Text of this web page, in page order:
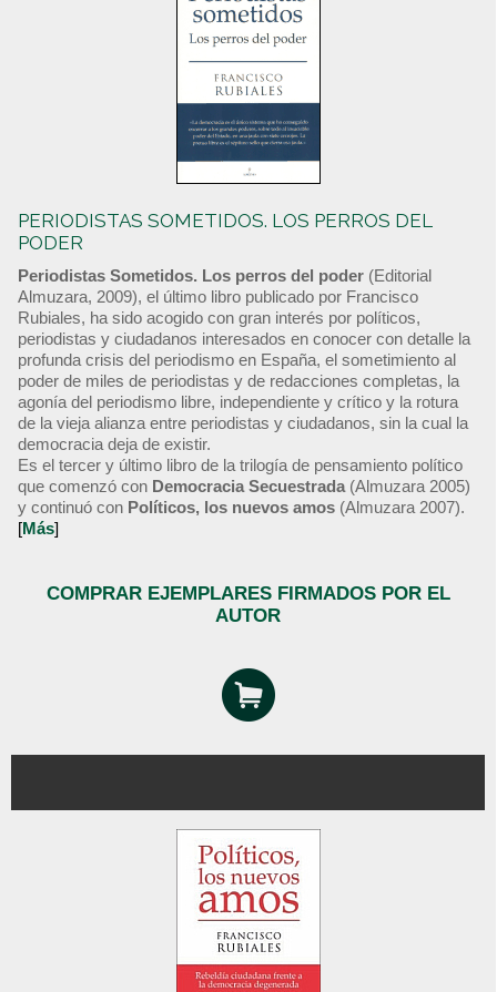
PERIODISTAS SOMETIDOS. LOS PERROS DEL
PODER
Periodistas Sometidos. Los perros del poder (Editorial
Almuzara, 2009), el último libro publicado por Francisco
Rubiales, ha sido acogido con gran interés por políticos,
periodistas y ciudadanos interesados en conocer con detalle la
profunda crisis del periodismo en España, el sometimiento al
poder de miles de periodistas y de redacciones completas, la
agonía del periodismo libre, independiente y crítico y la rotura
de la vieja alianza entre periodistas y ciudadanos, sin la cual la
democracia deja de existir.
Es el tercer y último libro de la trilogía de pensamiento político
que comenzó con Democracia Secuestrada (Almuzara 2005)
y continuó con Políticos, los nuevos amos (Almuzara 2007).
[Más]
COMPRAR EJEMPLARES FIRMADOS POR EL
AUTOR